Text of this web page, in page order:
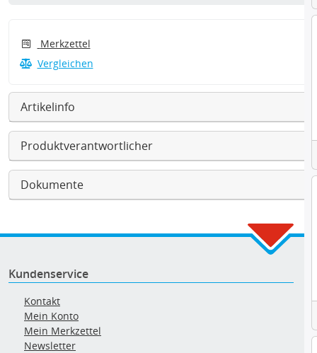
Merkzettel
Vergleichen
Artikelinfo
Produktverantwortlicher
Dokumente
Kundenservice
Kontakt
Mein Konto
Mein Merkzettel
Newsletter